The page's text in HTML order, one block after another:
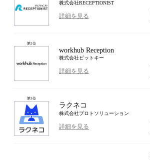
株式会社RECEPTIONIST
詳細を見る
第2位
workhub Reception
株式会社ビットキー
詳細を見る
第3位
ラクネコ
株式会社プロトソリューション
詳細を見る